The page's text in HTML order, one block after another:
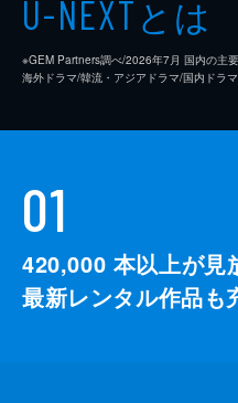
U-NEXTとは
※GEM Partners調べ/2026年7⽉ 国内の主
海外ドラマ/韓流・アジアドラマ/国内ドラ
01
420,000 本以上が見
最新レンタル作品も